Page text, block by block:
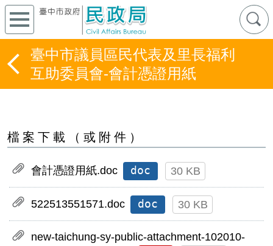
臺中市議員區民代表及里長福利
互助委員會-會計憑證用紙
檔案下載（或附件）
會計憑證用紙.doc doc 30 KB
522513551571.doc doc 30 KB
new-taichung-sy-public-attachment-102010-